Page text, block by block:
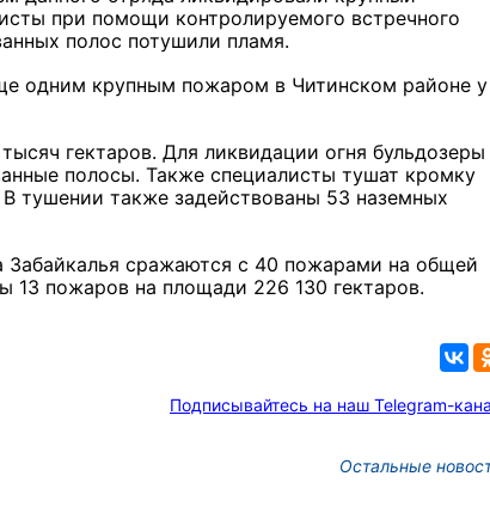
при помощи контролируемого встречного
полос потушили пламя.
одним крупным пожаром в Читинском районе у
гектаров. Для ликвидации огня бульдозеры
полосы. Также специалисты тушат кромку
тушении также задействованы 53 наземных
Забайкалья сражаются с 40 пожарами на общей
13 пожаров на площади 226 130 гектаров.
Подписывайтесь на наш Telegram-
Остальные